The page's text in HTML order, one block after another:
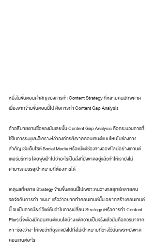
หนึ่งในขั้นตอนสำคัญของการทำ Content Strategy ที่หลายคนมักพลาด
เนื่องจากข้ามขั้นตอนนี้ไป คือการทำ Content Gap Analysis
ถ้าอธิบายตามชื่อของมันเลยนั้น Content Gap Analysis คือกระบวนการที่
ใช้ในการระบุและวิเคราะห์ว่าองค์กรยังขาดคอนเทนต์แบบไหนในช่องทาง
สำคัญ เช่นเว็บไซต์ Social Media หรือแม้แต่ช่องทางออฟไลน์อย่างเคานต์
เตอร์บริการ โดยพุ่งเป้าไปว่าอะไรเป็นสิ่งที่ยังขาดอยู่แล้วทำให้เรายังไม่
สามารถบรรลุเป้าหมายที่ต้องการได้
เหตุผลที่หลาย Strategy ข้ามขั้นตอนนี้ไปเพราะคนวางกลยุทธ์หลายคน
จดจ่อกับการทำ "แผน" แล้วว่าอยากทำคอนเทนต์นั้น อยากสร้างคอนเทนต์
นี้ จนเป็นการมีธงไว้แต่ต้นว่าในการเปลี่ยน Strategy (หรือการทำ Content
Plan) นี้จะต้องมีคอนเทนต์แบบใดบ้าง แต่ความเป็นจริงแล้วมันคือควรมาจาก
หา "ช่องว่าง" ให้เจอว่าที่ธุรกิจยังไปถึงไม่เป้าหมายที่วางไว้นั้นเพราะยังขาด
คอนเทนต์อะไร